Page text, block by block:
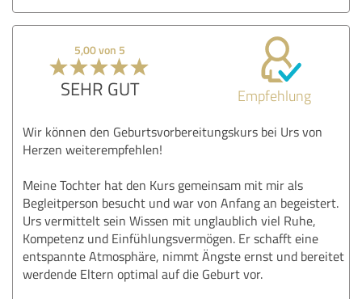
5,00 von 5
SEHR GUT Empfehlung
Wir können den Geburtsvorbereitungskurs bei Urs von
Herzen weiterempfehlen!
Meine Tochter hat den Kurs gemeinsam mit mir als
Begleitperson besucht und war von Anfang an begeistert.
Urs vermittelt sein Wissen mit unglaublich viel Ruhe,
Kompetenz und Einfühlungsvermögen. Er schafft eine
entspannte Atmosphäre, nimmt Ängste ernst und bereitet
werdende Eltern optimal auf die Geburt vor.